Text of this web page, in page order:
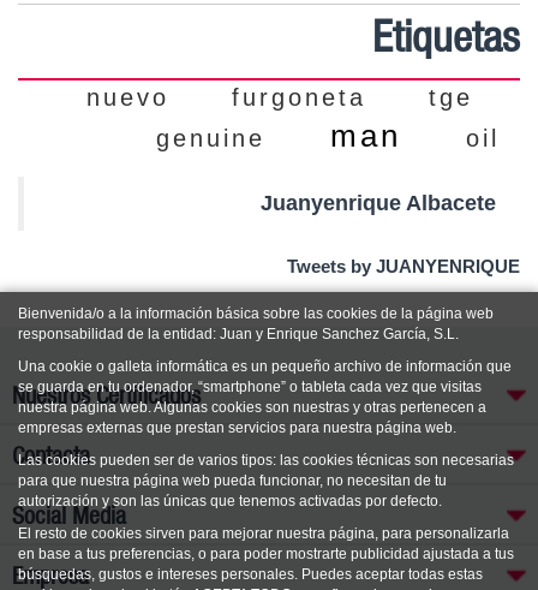
Etiquetas
nuevo furgoneta
tge
genuine
man oil
Juanyenrique Albacete
Tweets by JUANYENRIQUE
Nuestros Certificados
Contacta
Social Media
Empresa
Bienvenida/o a la información básica sobre las cookies de la página web
responsabilidad de la entidad: Juan y Enrique Sanchez García, S.L.
Una cookie o galleta informática es un pequeño archivo de información que
se guarda en tu ordenador, “smartphone” o tableta cada vez que visitas
nuestra página web. Algunas cookies son nuestras y otras pertenecen a
empresas externas que prestan servicios para nuestra página web.
Las cookies pueden ser de varios tipos: las cookies técnicas son necesarias
para que nuestra página web pueda funcionar, no necesitan de tu
autorización y son las únicas que tenemos activadas por defecto.
El resto de cookies sirven para mejorar nuestra página, para personalizarla
en base a tus preferencias, o para poder mostrarte publicidad ajustada a tus
búsquedas, gustos e intereses personales. Puedes aceptar todas estas